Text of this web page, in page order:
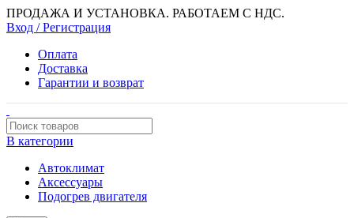
ПРОДАЖА И УСТАНОВКА. РАБОТАЕМ С НДС.
Вход / Регистрация
Оплата
Доставка
Гарантии и возврат
В категории
Автоклимат
Аксессуары
Подогрев двигателя